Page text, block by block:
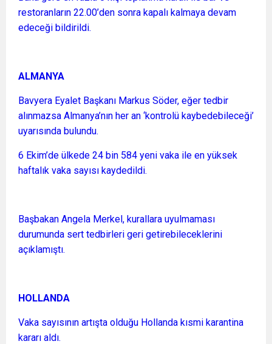
restoranların 22.00’den sonra kapalı kalmaya devam
edeceği bildirildi.
ALMANYA
Bavyera Eyalet Başkanı Markus Söder, eğer tedbir
alınmazsa Almanya’nın her an ‘kontrolü kaybedebileceği’
uyarısında bulundu.
6 Ekim’de ülkede 24 bin 584 yeni vaka ile en yüksek
haftalık vaka sayısı kaydedildi.
Başbakan Angela Merkel, kurallara uyulmaması
durumunda sert tedbirleri geri getirebileceklerini
açıklamıştı.
HOLLANDA
Vaka sayısının artışta olduğu Hollanda kısmi karantina
kararı aldı.